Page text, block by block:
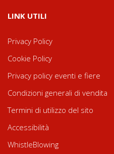
LINK UTILI
Privacy Policy
Cookie Policy
Privacy policy eventi e fiere
Condizioni generali di vendita
Termini di utilizzo del sito
Accessibilità
WhistleBlowing